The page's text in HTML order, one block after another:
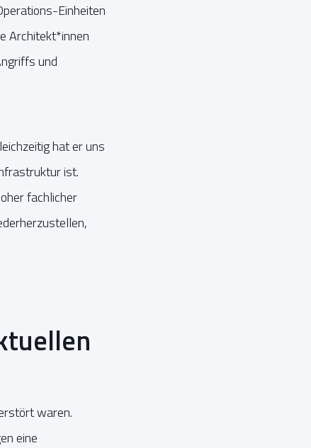
Einheiten
Architekt*innen
und
hat er uns
ist.
fachlicher
waren.
eine